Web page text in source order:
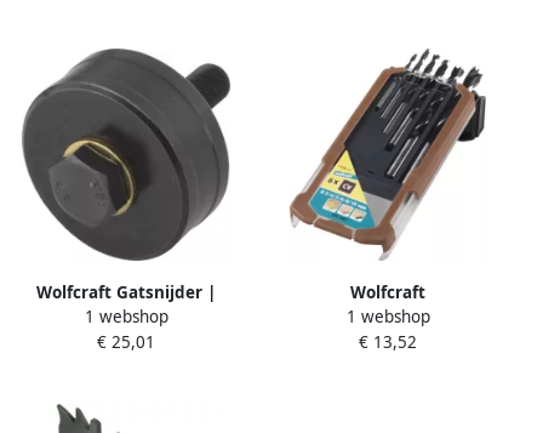
Wolfcraft Gatsnijder |
Waterkranen | Ø40mm | 1
stuk 3756000
1 webshop
€ 25,01
Wolfcraft
Houtspiraalboorset | Ø3-
10mm | 6-delig | 1 set
1 webshop
€ 13,52